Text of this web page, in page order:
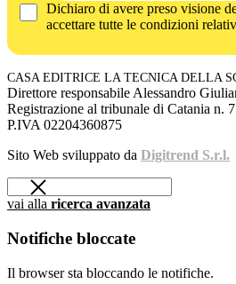
Dichiaro di avere preso visione
accettare tutte le condizioni
CASA EDITRICE LA TECNICA DELLA
Direttore responsabile Alessandro
Registrazione al tribunale di Catania n.
P.IVA 02204360875
Sito Web sviluppato da Digitrend S.r.l.
vai alla ricerca avanzata
Notifiche bloccate
Il browser sta bloccando le notifiche.